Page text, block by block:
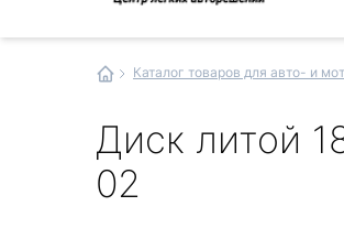
Каталог товаров для авто- и
Диск литой
02